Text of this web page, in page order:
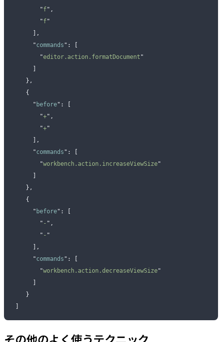
        "
f" ,
        "
f"
      ],
      "
commands " :
        "
editor.action.formatDocument "
    },
    {
      "
before" :
        "
+" ,
        "
+"
      ],
      "
commands " :
        "
workbench.action.increaseViewSize"
    },
    {
      "
before" :
        "
- " ,
        "
- "
      ],
      "
commands " :
        "
workbench.action.decreaseViewSize"
    }